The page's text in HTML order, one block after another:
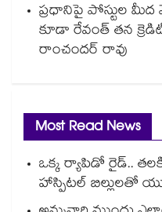
ప్రధానిపై పోస్టుల
కూడా రేవంత్ తన
రాంచందర్ రావు
Most Read News
ఒక్క ర్యాపిడో రైడ్..
హాస్పిటల్ బిల్లులతో